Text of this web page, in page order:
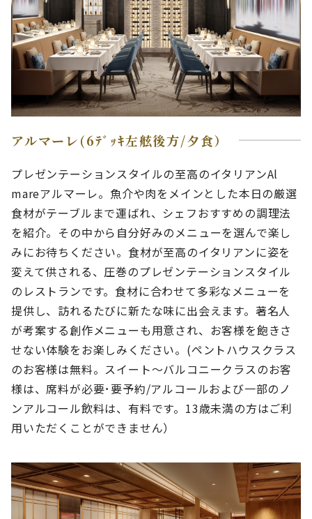
アルマーレ(6ﾃﾞｯｷ左舷後方/夕食）
プレゼンテーションスタイルの至高のイタリアンAl
mareアルマーレ。魚介や肉をメインとした本日の厳選
食材がテーブルまで運ばれ、シェフおすすめの調理法
を紹介。その中から自分好みのメニューを選んで楽し
みにお待ちください。食材が至高のイタリアンに姿を
変えて供される、圧巻のプレゼンテーションスタイル
のレストランです。食材に合わせて多彩なメニューを
提供し、訪れるたびに新たな味に出会えます。著名人
が考案する創作メニューも用意され、お客様を飽きさ
せない体験をお楽しみください。(ペントハウスクラス
のお客様は無料。スイート～バルコニークラスのお客
様は、席料が必要･要予約/アルコールおよび一部のノ
ンアルコール飲料は、有料です。13歳未満の方はご利
用いただくことができません）